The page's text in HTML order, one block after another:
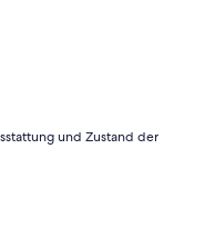
und Zustand der